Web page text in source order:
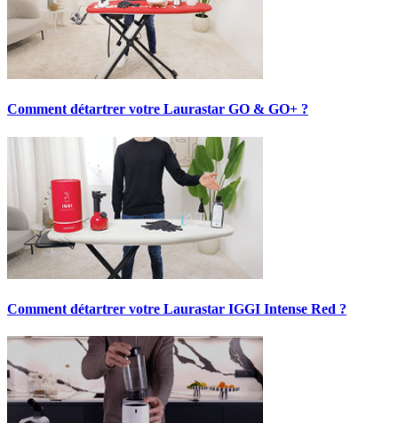
Comment détartrer votre Laurastar GO & GO+ ?
Comment détartrer votre Laurastar IGGI Intense Red ?